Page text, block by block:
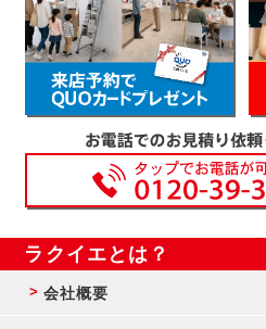
ラクイエとは？
会社概要